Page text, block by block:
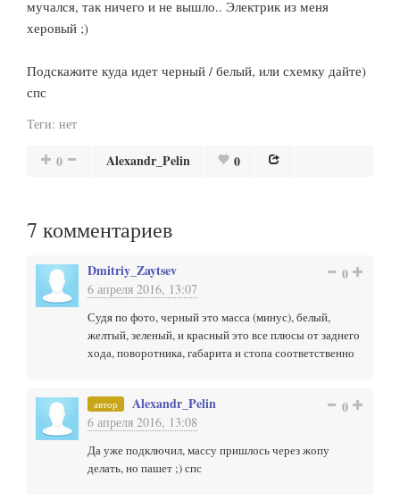
мучался, так ничего и не вышло.. Электрик из меня
херовый ;)
Подскажите куда идет черный / белый, или схемку дайте)
спс
Теги: нет
0 Alexandr_Pelin 0
7 комментариев
Dmitriy_Zaytsev
6 апреля 2016, 13:07
0
Судя по фото, черный это масса (минус), белый,
желтый, зеленый, и красный это все плюсы от заднего
хода, поворотника, габарита и стопа соответственно
автор Alexandr_Pelin
6 апреля 2016, 13:08
0
Да уже подключил, массу пришлось через жопу
делать, но пашет ;) спс